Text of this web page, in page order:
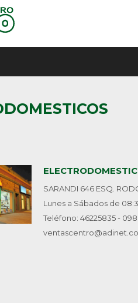
SARANDI 646 ESQ.
Lunes a Sábados de
Teléfono: 46225835 -